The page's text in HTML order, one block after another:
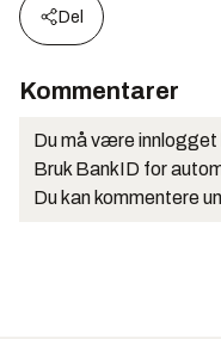
Del
Kommentarer
Du må være
Bruk BankID for
Du kan kommentere